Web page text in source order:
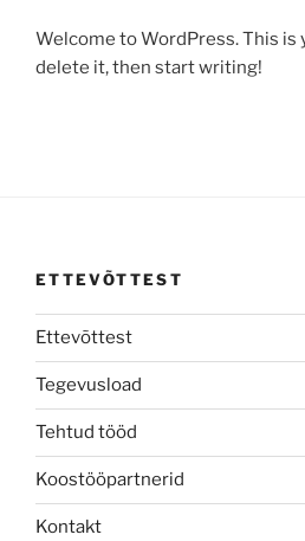
Welcome to WordPress. This is
delete it, then start writing!
ETTEVÕTTEST
Ettevõttest
Tegevusload
Tehtud tööd
Koostööpartnerid
Kontakt